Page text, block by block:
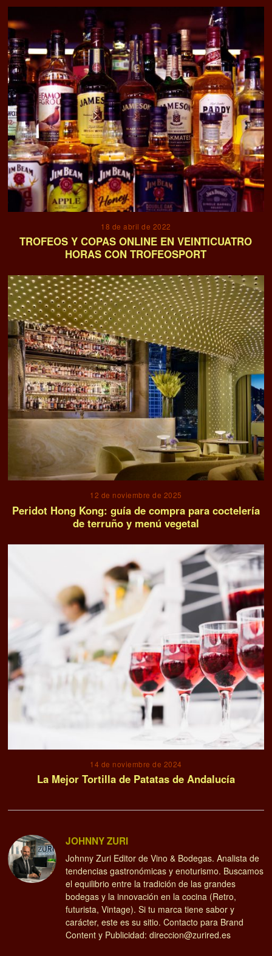
18 de abril de 2022
TROFEOS Y COPAS ONLINE EN VEINTICUATRO
HORAS CON TROFEOSPORT
12 de noviembre de 2025
Peridot Hong Kong: guía de compra para coctelería
de terruño y menú vegetal
14 de noviembre de 2024
La Mejor Tortilla de Patatas de Andalucía
JOHNNY ZURI
Johnny Zuri Editor de Vino & Bodegas. Analista de
tendencias gastronómicas y enoturismo. Buscamos
el equilibrio entre la tradición de las grandes
bodegas y la innovación en la cocina (Retro,
futurista, Vintage). Si tu marca tiene sabor y
carácter, este es su sitio. Contacto para Brand
Content y Publicidad: direccion@zurired.es